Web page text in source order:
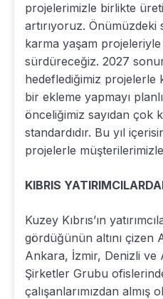
projelerimizle birlikte
artırıyoruz.
karma yaşam
sürdüreceğiz. 2027
hedeflediğimiz projelerle
bir ekleme yapmayı
önceliğimiz sayıdan çok
standardıdır. Bu yıl
projelerle
KIBRIS
Kuzey Kıbrıs’ın
gördüğünün altını çizen
Ankara, İzmir, Denizli ve
Şirketler Grubu
çalışanlarımızdan